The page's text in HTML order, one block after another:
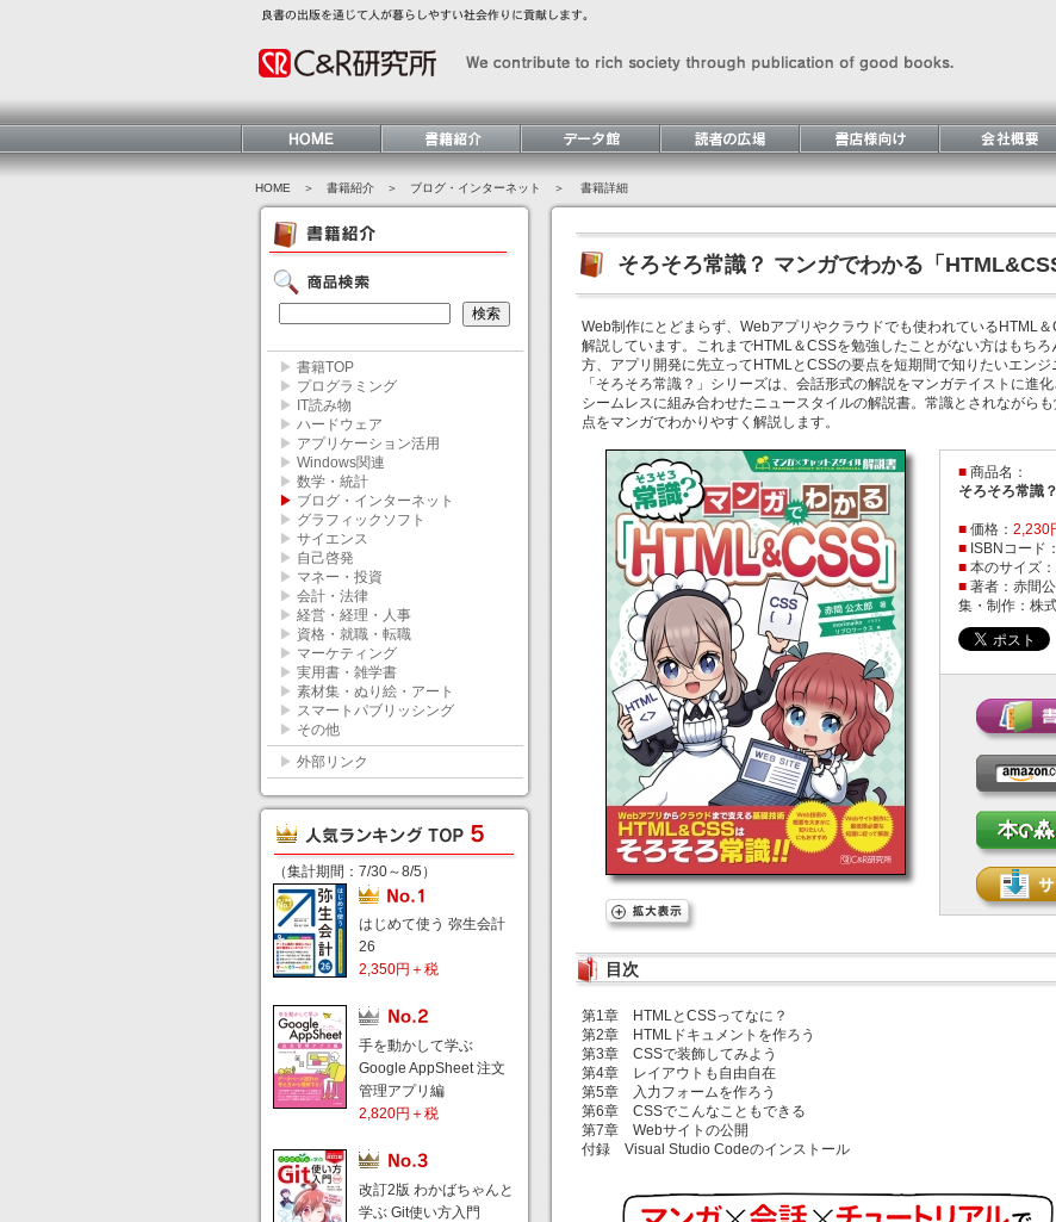
HOME ＞ 書籍紹介 ＞ ブログ・インターネット ＞ 書籍詳細
▶ 書籍TOP
▶ プログラミング
▶
IT読み物
▶ ハードウェア
▶ アプリケーション活用
▶ Windows関連
▶ 数学・統計
▶ ブログ・インターネット
▶ グラフィックソフト
▶ サイエンス
▶ 自己啓発
▶ マネー・投資
▶ 会計・法律
▶ 経営・経理・人事
▶ 資格・就職・転職
▶ マーケティング
▶ 実用書・雑学書
▶ 素材集・ぬり絵・アート
▶ スマートパブリッシング
▶ その他
▶ 外部リンク
（集計期間：7/30～8/5）
はじめて使う 弥生会計
26
2,350円＋税
手を動かして学ぶ
Google AppSheet 注文
管理アプリ編
2,820円＋税
改訂2版 わかばちゃんと
学ぶ Git使い方入門
そろそろ常識？ マンガでわかる「
Web制作にとどまらず、Webアプリやクラウドでも使われているHTML
解説しています。これまでHTML＆CSSを勉強したことがない方はもち
方、アプリ開発に先立ってHTMLとCSSの要点を短期間で知りたいエンジ
「そろそろ常識？」シリーズは、会話形式の解説をマンガテイストに進
シームレスに組み合わせたニュースタイルの解説書。常識とされながら
点をマンガでわかりやすく解説します。
■商品名：
そろそろ常識
■価格： 2,230
■ISBNコード
■本のサイズ
■著者：赤間
集・制作：株
目次
第1章 HTMLとCSSってなに？
第2章 HTMLドキュメントを作ろう
第3章 CSSで装飾してみよう
第4章 レイアウトも自由自在
第5章 入力フォームを作ろう
第6章 CSSでこんなこともできる
第7章 Webサイトの公開
付録 Visual Studio Codeのインストール